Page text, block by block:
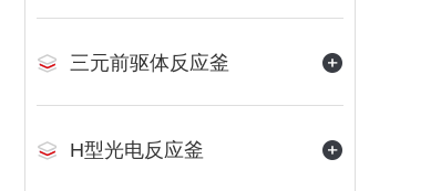
三元前驱体反应釜
H型光电反应釜